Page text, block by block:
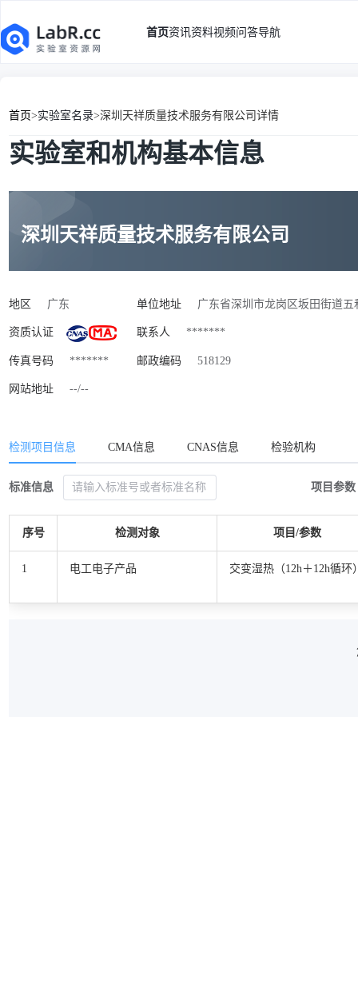
首页资讯资料视频问答导航
首页>实验室名录>深圳天祥质量技术服务有限公司详情
实验室和机构基本信息
深圳天祥质量技术服务有限公司
地区 广东 单位地址 广东省深圳市龙岗区坂田街道五
资质认证 联系人 *******
传真号码 ******* 邮政编码 518129
网站地址 --/--
检测项目信息 CMA信息 CNAS信息 检验机构
标准信息 项目参数
序号 检测对象 项目/参数
1 电工电子产品 交变湿热（12h＋12h循环